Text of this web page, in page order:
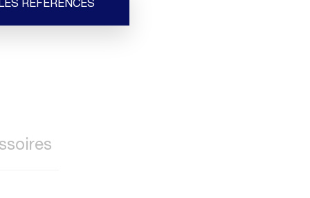
RÉFÉRENCES